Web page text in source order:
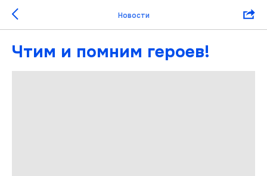
Новости
Чтим и помним героев!